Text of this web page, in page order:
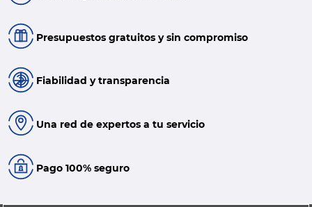
Presupuestos gratuitos y sin compromiso
Fiabilidad y transparencia
Una red de expertos a tu servicio
Pago 100% seguro